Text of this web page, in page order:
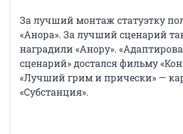
За лучший монтаж статуэтку
«Анора». За лучший сценарий
наградили «Анору».
сценарий» достался фильму
«Лучший грим и прически» —
«Субстанция».